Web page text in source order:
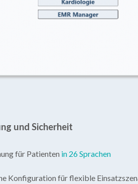
und Sicherheit
für Patienten in 26 Sprachen
Konfiguration für flexible